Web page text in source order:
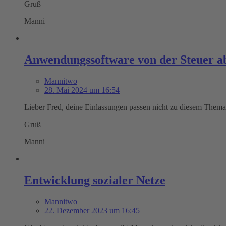
Gruß
Manni
Anwendungssoftware von der Steuer
Mannitwo
28. Mai 2024 um 16:54
Lieber Fred, deine Einlassungen passen nicht zu diesem
Gruß
Manni
Entwicklung sozialer Netze
Mannitwo
22. Dezember 2023 um 16:45